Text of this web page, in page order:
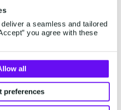
a seamless and tailored
you agree with these
all
preferences